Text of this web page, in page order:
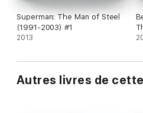
Superman: The Man of Steel
(1991-2003) #1
2013
Autres livres de